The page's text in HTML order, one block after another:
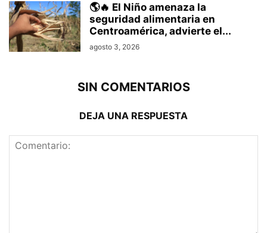
🌎🔥 El Niño amenaza la
seguridad alimentaria en
Centroamérica, advierte el...
agosto 3, 2026
SIN COMENTARIOS
DEJA UNA RESPUESTA